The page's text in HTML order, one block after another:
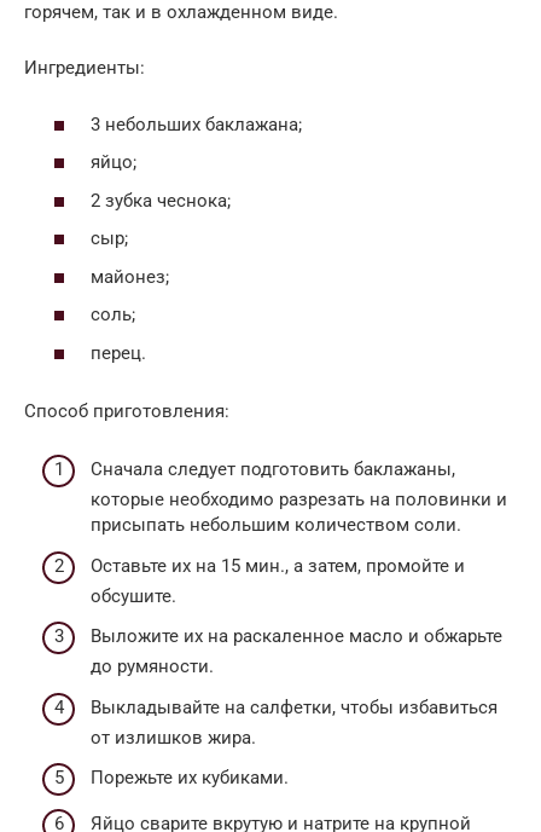
горячем, так и в охлажденном виде.
Ингредиенты:
3 небольших баклажана;
яйцо;
2 зубка чеснока;
сыр;
майонез;
соль;
перец.
Способ приготовления:
Сначала следует подготовить баклажаны,
которые необходимо разрезать на половинки и
присыпать небольшим количеством соли.
Оставьте их на 15 мин., а затем, промойте и
обсушите.
Выложите их на раскаленное масло и обжарьте
до румяности.
Выкладывайте на салфетки, чтобы избавиться
от излишков жира.
Порежьте их кубиками.
Яйцо сварите вкрутую и натрите на крупной